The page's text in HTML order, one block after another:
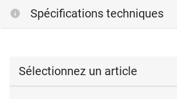
Spécifications techniques
Sélectionnez un article